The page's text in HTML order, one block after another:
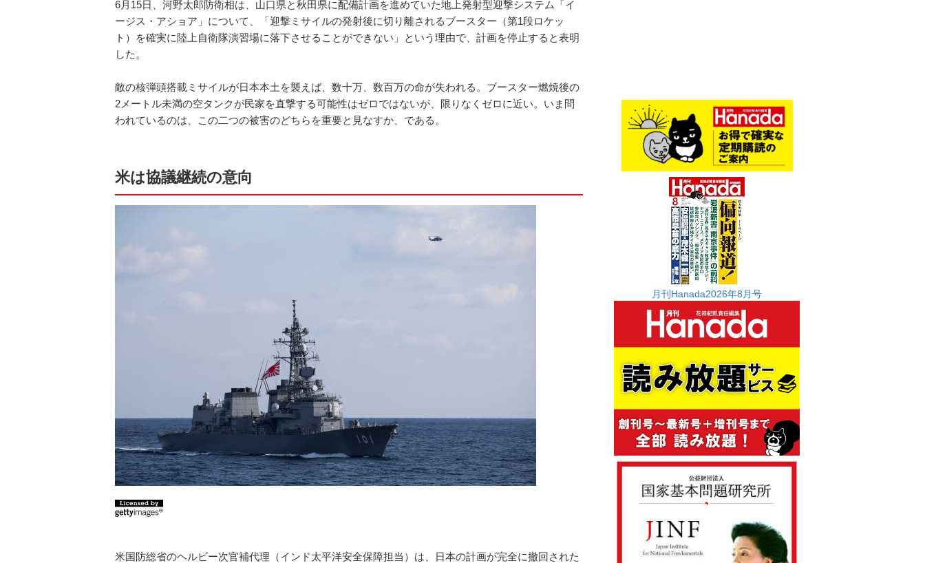
6月15日、河野太郎防衛相は、山口県と秋田県に配備計画を進めていた地上発射型迎撃システム「イ
ージス・アショア」について、「迎撃ミサイルの発射後に切り離されるブースター（第1段ロケッ
ト）を確実に陸上自衛隊演習場に落下させることができない」という理由で、計画を停止すると表明
した。
敵の核弾頭搭載ミサイルが日本本土を襲えば、数十万、数百万の命が失われる。ブースター燃焼後の
2メートル未満の空タンクが民家を直撃する可能性はゼロではないが、限りなくゼロに近い。いま問
われているのは、この二つの被害のどちらを重要と見なすか、である。
米は協議継続の意向
米国防総省のヘルビー次官補代理（インド太平洋安全保障担当）は、日本の計画が完全に撤回された
月刊Hanada2026年8月号